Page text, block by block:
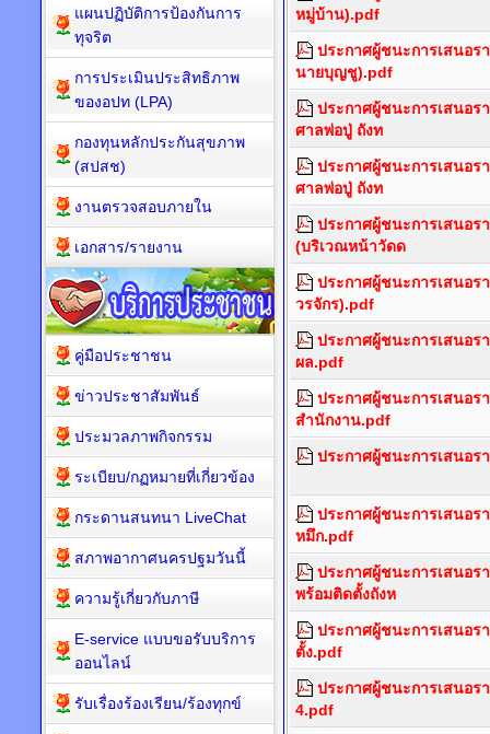
หมู่บ้าน).pdf
ประกาศผู้ชนะการเสนอร
นายบุญชู).pdf
ประกาศผู้ชนะการเสนอร
ศาลพ่อปู่ ถังท
ประกาศผู้ชนะการเสนอร
ศาลพ่อปู่ ถังท
ประกาศผู้ชนะการเสนอร
(บริเวณหน้าวัดด
ประกาศผู้ชนะการเสนอร
วรจักร).pdf
ประกาศผู้ชนะการเสนอร
ผล.pdf
ประกาศผู้ชนะการเสนอร
สำนักงาน.pdf
ประกาศผู้ชนะการเสนอร
ประกาศผู้ชนะการเสนอ
หมึก.pdf
ประกาศผู้ชนะการเสนอ
พร้อมติดตั้งถังห
ประกาศผู้ชนะการเสนอ
ตั้ง.pdf
ประกาศผู้ชนะการเสนอ
4.pdf
แผนปฏิบัติการป้องกันการ
ทุจริต
การประเมินประสิทธิภาพ
ของอปท (LPA)
กองทุนหลักประกันสุขภาพ
(สปสช)
งานตรวจสอบภายใน
เอกสาร/รายงาน
คู่มือประชาชน
ข่าวประชาสัมพันธ์
ประมวลภาพกิจกรรม
ระเบียบ/กฏหมายที่เกี่ยวข้อง
กระดานสนทนา LiveChat
สภาพอากาศนครปฐมวันนี้
ความรู้เกี่ยวกับภาษี
E-service แบบขอรับบริการ
ออนไลน์
รับเรื่องร้องเรียน/ร้องทุกข์